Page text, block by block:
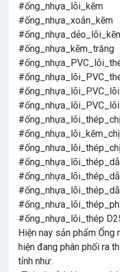
#ống_nhựa_lõi_kẽm
#ống_nhựa_xoắn_kẽm
#ống_nhựa_kẽm_trăng
#ống_nhựa_lõi_thép
Hiện nay sản phẩm
hiện đang phân phối ra
tỉnh như: